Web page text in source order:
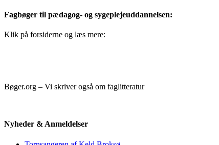
Fagbøger til pædagog- og sygeplejeuddannelsen:
Klik på forsiderne og læs mere:
Bøger.org – Vi skriver også om faglitteratur
Nyheder & Anmeldelser